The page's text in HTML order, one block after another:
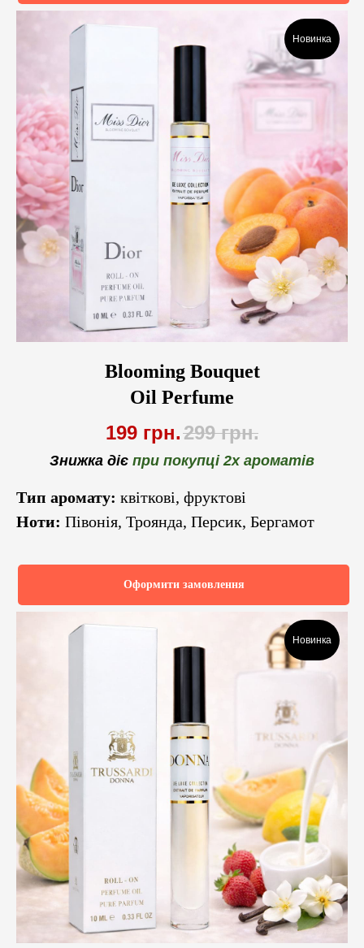
Новинка
Blooming Bouquet
Oil Perfume
199 грн.299 грн.
Знижка діє при покупці 2х ароматів
Тип аромату: квіткові, фруктові
Ноти: Півонія, Троянда, Персик, Бергамот
Оформити замовлення
Новинка